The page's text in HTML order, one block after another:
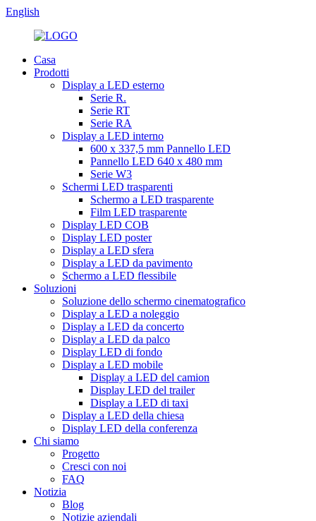
English
Casa
Prodotti
Display a LED esterno
Serie R.
Serie RT
Serie RA
Display a LED interno
600 x 337,5 mm Pannello LED
Pannello LED 640 x 480 mm
Serie W3
Schermi LED trasparenti
Schermo a LED trasparente
Film LED trasparente
Display LED COB
Display LED poster
Display a LED sfera
Display a LED da pavimento
Schermo a LED flessibile
Soluzioni
Soluzione dello schermo cinematografico
Display a LED a noleggio
Display a LED da concerto
Display a LED da palco
Display LED di fondo
Display a LED mobile
Display a LED del camion
Display LED del trailer
Display a LED di taxi
Display a LED della chiesa
Display LED della conferenza
Chi siamo
Progetto
Cresci con noi
FAQ
Notizia
Blog
Notizie aziendali